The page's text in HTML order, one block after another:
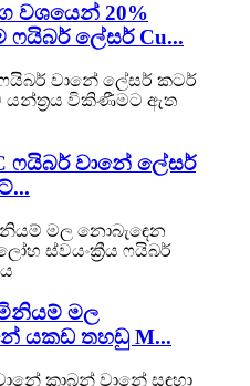
වශයෙන් 20%
ලේසර් Cu...
ෆයිබර් වානේ ලේසර්
මල
යකඩ තහඩු M...